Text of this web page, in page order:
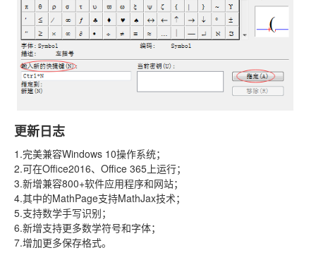
更新日志
1.完美兼容Windows 10操作系统；
2.可在Office2016、Office 365上运行；
3.新增兼容800+软件应用程序和网站；
4.其中的MathPage支持MathJax技术；
5.支持数学手写识别；
6.新增支持更多数学符号和字体；
7.增加更多保存格式。